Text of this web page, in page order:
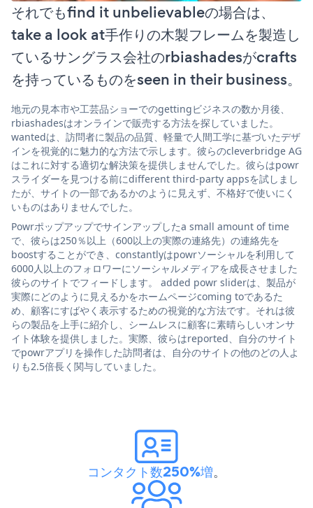
それでもfind it unbelievableの場合は、
take a look at手作りの木製フレームを製造し
ているサングラス会社のrbiashadesがcrafts
を持っているものをseen in their business。
地元の見本市や工芸品ショーでのgettingビジネスの数か月後、
rbiashadesはオンラインで販売する方法を探していました。
wantedは、訪問者に製品の品質、軽量で人間工学に基づいたデザ
インを視覚的に魅力的な方法で示します。彼らのcleverbridge AG
はこれに対する適切な解決策を提供しませんでした。彼らはpowr
スライダーを見つける前にdifferent third-party appsを試しまし
たが、サイトの一部であるかのように見えず、不格好で使いにく
いものはありませんでした。
Powrポップアップでサインアップしたa small amount of time
で、彼らは250％以上（600以上の実際の連絡先）の連絡先を
boostすることができ、constantlyはpowrソーシャルを利用して
6000人以上のフォロワーにソーシャルメディアを成長させました
彼らのサイトでフィードします。 added powr sliderは、製品が
実際にどのように見えるかをホームページcoming toであるた
め、顧客にすばやく表示するための視覚的な方法です。それは彼
らの製品を上手に紹介し、シームレスに顧客に素晴らしいオンサ
イト体験を提供しました。実際、彼らはreported、自分のサイト
でpowrアプリを操作した訪問者は、自分のサイトの他のどの人よ
りも2.5倍長く関与していました。
コンタクト数250%増。